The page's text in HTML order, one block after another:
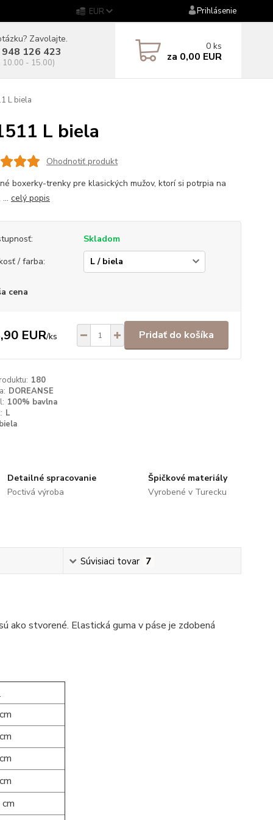
EUR Prihlásenie
Zavolajte.
126 423
10.00 - 15.00)
0 ks
za 0,00 EUR
L biela
L biela
Ohodnotiť produkt
boxerky-trenky pre klasických mužov, ktorí si potrpia na
celý popis
Skladom
/ farba:
cena
EUR/ks Pridať do košíka
180
DOREANSE
100% bavlna
L
biela
Detailné spracovanie
Poctivá výroba
Špičkové materiály
Vyrobené v Turecku
Súvisiaci tovar 7
ako stvorené. Elastická guma v páse je zdobená